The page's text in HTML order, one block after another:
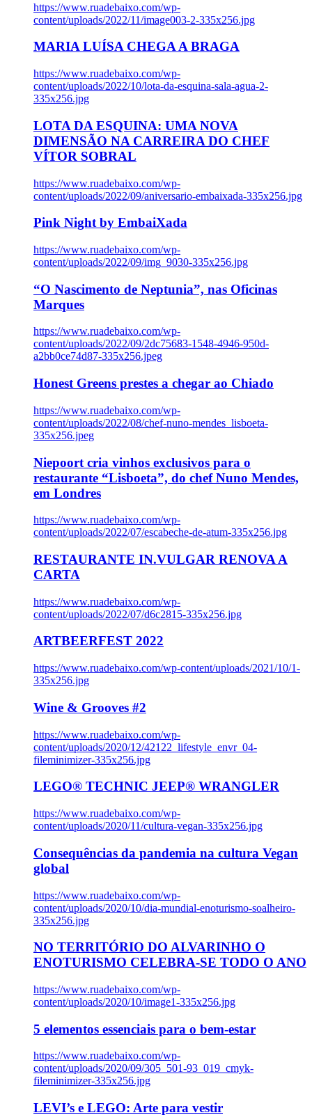
https://www.ruadebaixo.com/wp-
content/uploads/2022/11/image003-2-335x256.jpg
MARIA LUÍSA CHEGA A BRAGA
https://www.ruadebaixo.com/wp-
content/uploads/2022/10/lota-da-esquina-sala-agua-2-
335x256.jpg
LOTA DA ESQUINA: UMA NOVA
DIMENSÃO NA CARREIRA DO CHEF
VÍTOR SOBRAL
https://www.ruadebaixo.com/wp-
content/uploads/2022/09/aniversario-embaixada-335x256.jpg
Pink Night by EmbaiXada
https://www.ruadebaixo.com/wp-
content/uploads/2022/09/img_9030-335x256.jpg
“O Nascimento de Neptunia”, nas Oficinas
Marques
https://www.ruadebaixo.com/wp-
content/uploads/2022/09/2dc75683-1548-4946-950d-
a2bb0ce74d87-335x256.jpeg
Honest Greens prestes a chegar ao Chiado
https://www.ruadebaixo.com/wp-
content/uploads/2022/08/chef-nuno-mendes_lisboeta-
335x256.jpeg
Niepoort cria vinhos exclusivos para o
restaurante “Lisboeta”, do chef Nuno Mendes,
em Londres
https://www.ruadebaixo.com/wp-
content/uploads/2022/07/escabeche-de-atum-335x256.jpg
RESTAURANTE IN.VULGAR RENOVA A
CARTA
https://www.ruadebaixo.com/wp-
content/uploads/2022/07/d6c2815-335x256.jpg
ARTBEERFEST 2022
https://www.ruadebaixo.com/wp-content/uploads/2021/10/1-
335x256.jpg
Wine & Grooves #2
https://www.ruadebaixo.com/wp-
content/uploads/2020/12/42122_lifestyle_envr_04-
fileminimizer-335x256.jpg
LEGO® TECHNIC JEEP® WRANGLER
https://www.ruadebaixo.com/wp-
content/uploads/2020/11/cultura-vegan-335x256.jpg
Consequências da pandemia na cultura Vegan
global
https://www.ruadebaixo.com/wp-
content/uploads/2020/10/dia-mundial-enoturismo-soalheiro-
335x256.jpg
NO TERRITÓRIO DO ALVARINHO O
ENOTURISMO CELEBRA-SE TODO O ANO
https://www.ruadebaixo.com/wp-
content/uploads/2020/10/image1-335x256.jpg
5 elementos essenciais para o bem-estar
https://www.ruadebaixo.com/wp-
content/uploads/2020/09/305_501-93_019_cmyk-
fileminimizer-335x256.jpg
LEVI’s e LEGO: Arte para vestir